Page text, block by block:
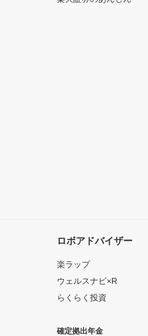
ロボアドバイザー
楽ラップ
ウェルスナビ×R
らくらく投資
確定拠出年金